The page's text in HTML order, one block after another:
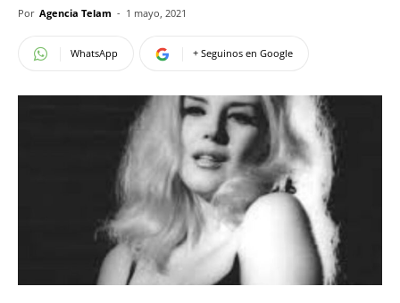
Por Agencia Telam - 1 mayo, 2021
WhatsApp + Seguinos en Google